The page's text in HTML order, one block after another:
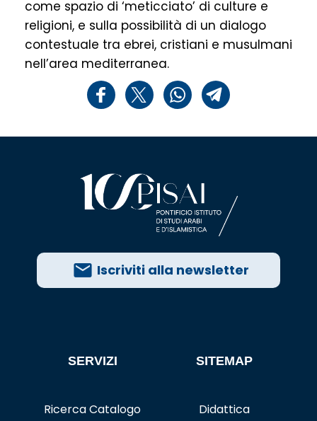
come spazio di ‘meticciato’ di culture e
religioni, e sulla possibilità di un dialogo
contestuale tra ebrei, cristiani e musulmani
nell’area mediterranea.
Iscriviti alla newsletter
SERVIZI
Ricerca Catalogo
SITEMAP
Didattica